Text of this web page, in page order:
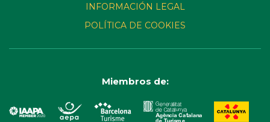
INFORMACIÓN LEGAL
POLÍTICA DE COOKIES
Miembros de: